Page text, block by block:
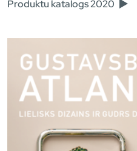
Produktu katalogs 2020